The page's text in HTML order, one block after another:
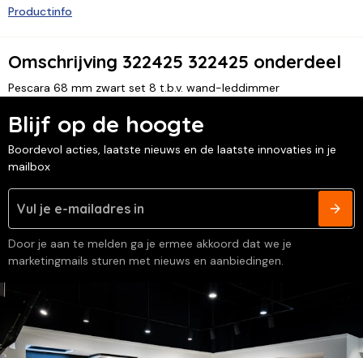
Productinfo
Omschrijving 322425 322425 onderdeel
Pescara 68 mm zwart set 8 t.b.v. wand-leddimmer
Blijf op de hoogte
Boordevol acties, laatste nieuws en de laatste innovaties in je
mailbox
Door je aan te melden ga je ermee akkoord dat we je
marketingmails sturen met nieuws en aanbiedingen.